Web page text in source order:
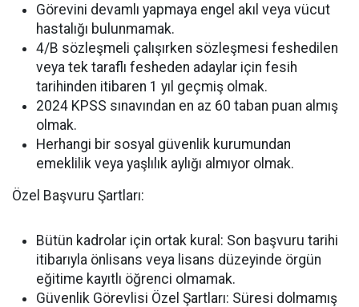
Görevini devamlı yapmaya engel akıl veya vücut
hastalığı bulunmamak.
4/B sözleşmeli çalışırken sözleşmesi feshedilen
veya tek taraflı fesheden adaylar için fesih
tarihinden itibaren 1 yıl geçmiş olmak.
2024 KPSS sınavından en az 60 taban puan almış
olmak.
Herhangi bir sosyal güvenlik kurumundan
emeklilik veya yaşlılık aylığı almıyor olmak.
Özel Başvuru Şartları:
Bütün kadrolar için ortak kural: Son başvuru tarihi
itibarıyla önlisans veya lisans düzeyinde örgün
eğitime kayıtlı öğrenci olmamak.
Güvenlik Görevlisi Özel Şartları: Süresi dolmamış